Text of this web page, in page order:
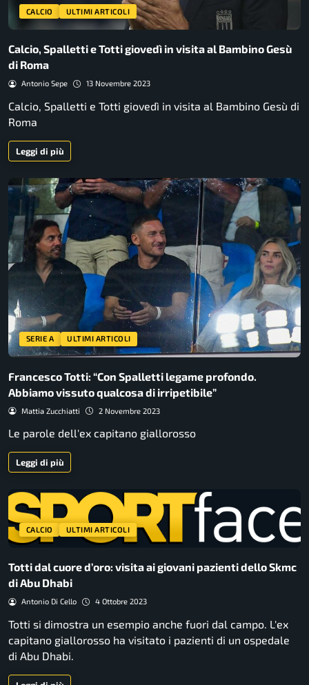
CALCIO ULTIMI ARTICOLI
Calcio, Spalletti e Totti giovedì in visita al Bambino Gesù
di Roma
Antonio Sepe 13 Novembre 2023
Calcio, Spalletti e Totti giovedì in visita al Bambino Gesù di
Roma
Leggi di più
SERIE A ULTIMI ARTICOLI
Francesco Totti: “Con Spalletti legame profondo.
Abbiamo vissuto qualcosa di irripetibile”
Mattia Zucchiatti 2 Novembre 2023
Le parole dell'ex capitano giallorosso
Leggi di più
CALCIO ULTIMI ARTICOLI
Totti dal cuore d’oro: visita ai giovani pazienti dello Skmc
di Abu Dhabi
Antonio Di Cello 4 Ottobre 2023
Totti si dimostra un esempio anche fuori dal campo. L'ex
capitano giallorosso ha visitato i pazienti di un ospedale
di Abu Dhabi.